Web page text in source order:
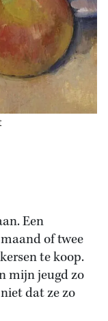
Een
of twee
te koop.
mijn jeugd zo
dat ze zo